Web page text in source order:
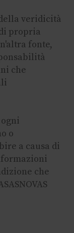
della veridicità
propria
fonte,
che
ogni
o
a causa di
che